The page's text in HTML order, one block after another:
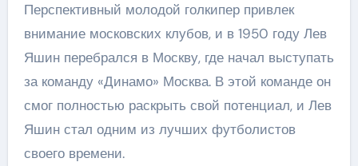
Перспективный молодой голкипер привлек
внимание московских клубов, и в 1950 году Лев
Яшин перебрался в Москву, где начал выступать
за команду «Динамо» Москва. В этой команде он
смог полностью раскрыть свой потенциал, и Лев
Яшин стал одним из лучших футболистов
своего времени.